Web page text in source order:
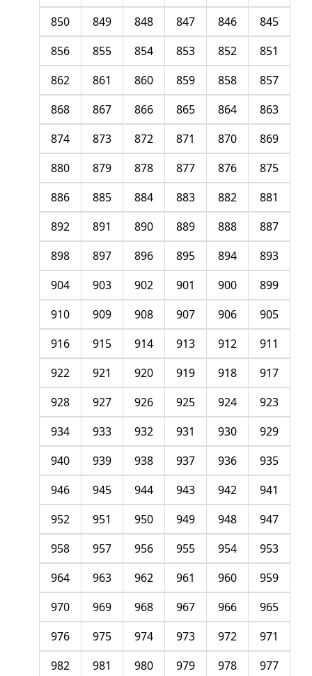
845
846
847
848
849
850
851
852
853
854
855
856
857
858
859
860
861
862
863
864
865
866
867
868
869
870
871
872
873
874
875
876
877
878
879
880
881
882
883
884
885
886
887
888
889
890
891
892
893
894
895
896
897
898
899
900
901
902
903
904
905
906
907
908
909
910
911
912
913
914
915
916
917
918
919
920
921
922
923
924
925
926
927
928
929
930
931
932
933
934
935
936
937
938
939
940
941
942
943
944
945
946
947
948
949
950
951
952
953
954
955
956
957
958
959
960
961
962
963
964
965
966
967
968
969
970
971
972
973
974
975
976
977
978
979
980
981
982